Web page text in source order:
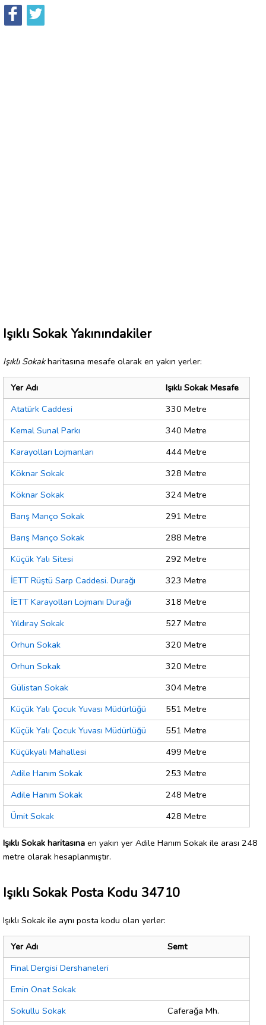
Işıklı Sokak Yakınındakiler
Işıklı Sokakharitasına mesafe olarak en yakın yerler:
Yer Adı
Işıklı Sokak Mesafe
Atatürk Caddesi
330 Metre
Kemal Sunal Parkı
340 Metre
Karayolları Lojmanları
444 Metre
Köknar Sokak
328 Metre
Köknar Sokak
324 Metre
Barış Manço Sokak
291 Metre
Barış Manço Sokak
288 Metre
Küçük Yalı Sitesi
292 Metre
İETT Rüştü Sarp Caddesi. Durağı
323 Metre
İETT Karayolları Lojmanı Durağı
318 Metre
Yıldıray Sokak
527 Metre
Orhun Sokak
320 Metre
Orhun Sokak
320 Metre
Gülistan Sokak
304 Metre
Küçük Yalı Çocuk Yuvası Müdürlüğü
551 Metre
Küçük Yalı Çocuk Yuvası Müdürlüğü
551 Metre
Küçükyalı Mahallesi
499 Metre
Adile Hanım Sokak
253 Metre
Adile Hanım Sokak
248 Metre
Ümit Sokak
428 Metre
Işıklı Sokak haritasına en yakın yer Adile Hanım Sokak ile arası 248
metre olarak hesaplanmıştır.
Işıklı Sokak Posta Kodu 34710
Işıklı Sokak ile aynı posta kodu olan yerler:
Yer Adı
Semt
Final Dergisi Dershaneleri
Emin Onat Sokak
Sokullu Sokak
Caferağa Mh.